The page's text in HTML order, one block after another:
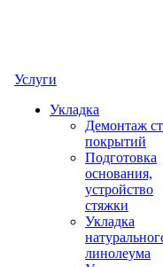
Услуги
Укладка
Демонтаж
покрытий
Подготовка
основания,
устройство
стяжки
Укладка
линолеума